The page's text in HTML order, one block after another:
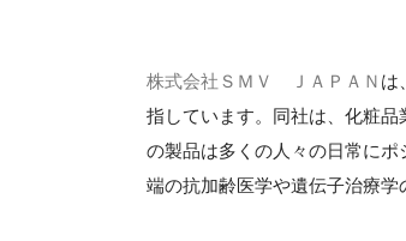
株式会社ＳＭＶ ＪＡＰＡＮ は
指しています。同社は、化粧
の製品は多くの人々の日常に
端の抗加齢医学や遺伝子治療学